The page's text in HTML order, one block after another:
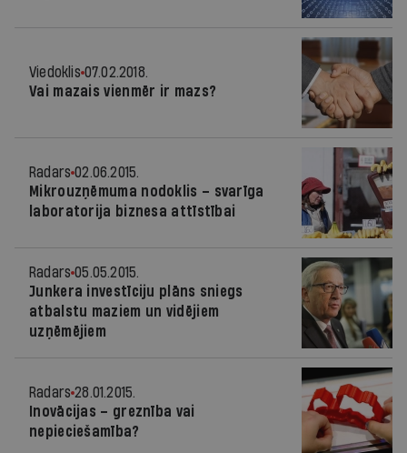
Viedoklis 07.02.2018.
Vai mazais vienmēr ir mazs?
Radars 02.06.2015.
Mikrouzņēmuma nodoklis – svarīga
laboratorija biznesa attīstībai
Radars 05.05.2015.
Junkera investīciju plāns sniegs
atbalstu maziem un vidējiem
uzņēmējiem
Radars 28.01.2015.
Inovācijas – greznība vai
nepieciešamība?